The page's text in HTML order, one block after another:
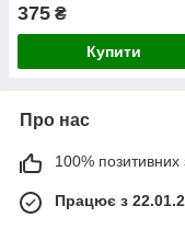
375 ₴
Купити
Про нас
100% позитивних
Працює з